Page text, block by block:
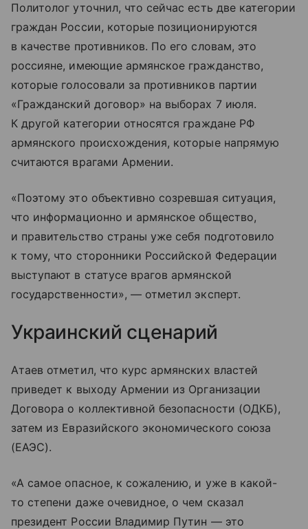
Политолог уточнил, что сейчас есть две категории
граждан России, которые позиционируются
в качестве противников. По его словам, это
россияне, имеющие армянское гражданство,
которые голосовали за противников партии
«Гражданский договор» на выборах 7 июля.
К другой категории относятся граждане РФ
армянского происхождения, которые напрямую
считаются врагами Армении.
«Поэтому это объективно созревшая ситуация,
что информационно и армянское общество,
и правительство страны уже себя подготовило
к тому, что сторонники Российской Федерации
выступают в статусе врагов армянской
государственности», — отметил эксперт.
Украинский сценарий
Атаев отметил, что курс армянских властей
приведет к выходу Армении из Организации
Договора о коллективной безопасности (ОДКБ),
затем из Евразийского экономического союза
(ЕАЭС).
«А самое опасное, к сожалению, и уже в какой-
то степени даже очевидное, о чем сказал
президент России Владимир Путин — это